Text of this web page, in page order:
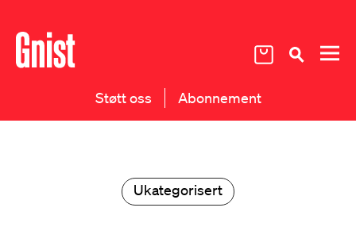
Støtt oss Abonnement
Ukategorisert